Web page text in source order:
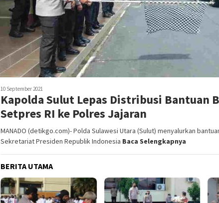
10 September 2021
Kapolda Sulut Lepas Distribusi Bantuan
Setpres RI ke Polres Jajaran
MANADO (detikgo.com)- Polda Sulawesi Utara (Sulut) menyalurkan
Sekretariat Presiden Republik Indonesia Baca Selengkapnya
BERITA UTAMA